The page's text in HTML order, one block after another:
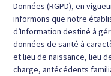
Données (RGPD), en
informons que notre
d’Information destiné à
données de santé à
et lieu de naissance, lieu
charge, antécédents